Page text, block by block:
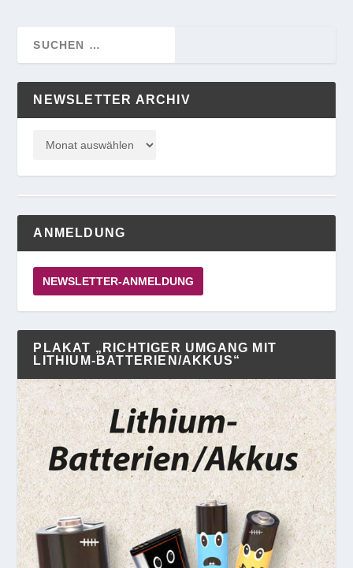
NEWSLETTER ARCHIV
ANMELDUNG
NEWSLETTER-ANMELDUNG
PLAKAT „RICHTIGER UMGANG MIT
LITHIUM-BATTERIEN/AKKUS“